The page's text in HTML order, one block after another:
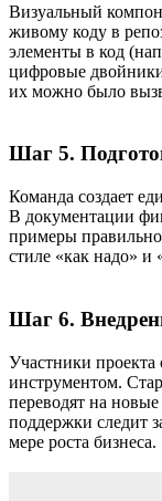
Визуальный
живому коду в
элементы в код
цифровые
их можно было
Шаг 5.
Команда создает
В документации
примеры
стиле «как надо» и
Шаг 6.
Участники проекта
инструментом.
переводят на
поддержки следит
мере роста бизнеса.